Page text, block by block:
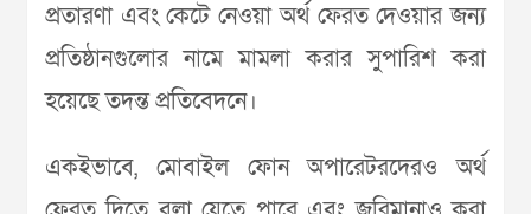
প্রতারণা এবং কেটে নেওয়া অর্থ ফেরত দেওয়ার জন্য
প্রতিষ্ঠানগুলোর নামে মামলা করার সুপারিশ করা
হয়েছে তদন্ত প্রতিবেদনে।
একইভাবে, মোবাইল ফোন অপারেটরদেরও অর্থ